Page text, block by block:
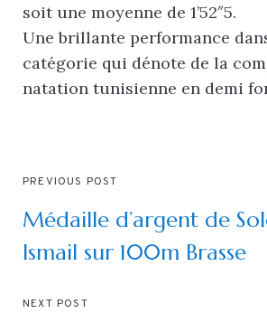
soit une moyenne de 1’52″5.
Une brillante performance
catégorie qui dénote de la
natation tunisienne en demi
PREVIOUS POST
Médaille d’argent de
Ismail sur 100m Brasse
NEXT POST